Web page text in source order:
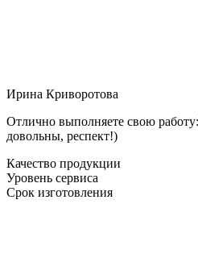
Ирина Криворотова
Отлично выполняете свою
довольны, респект!)
Качество продукции
Уровень сервиса
Срок изготовления